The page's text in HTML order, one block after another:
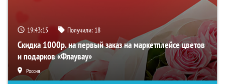
19:43:14 Получили: 18
Скидка 1000р. на первый заказ на маркетплейсе цветов
и подарков «Флаувау»
Россия